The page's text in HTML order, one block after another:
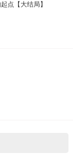
点【大结局】